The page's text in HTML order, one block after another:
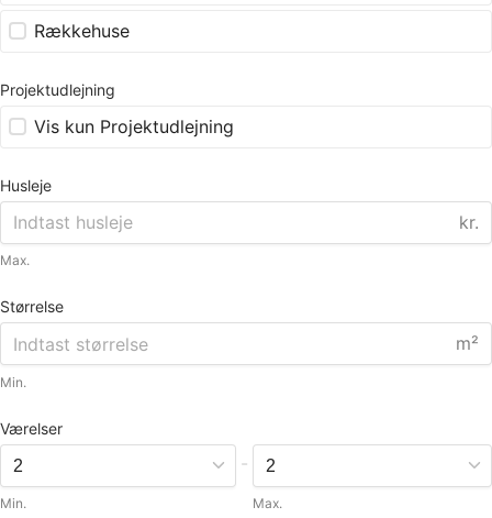
Rækkehuse
Projektudlejning
Vis kun Projektudlejning
Husleje
kr.
Max.
Størrelse
m²
Min.
Værelser
Min.
-
Max.